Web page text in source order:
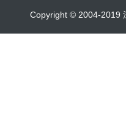
Copyright © 2004-2019